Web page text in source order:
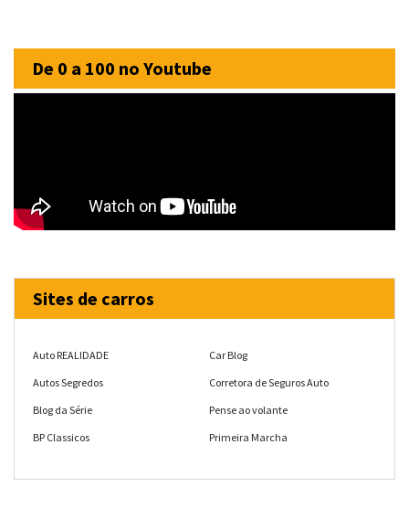
De 0 a 100 no Youtube
Sites de carros
Auto REALIDADE
Autos Segredos
Blog da Série
BP Classicos
Car Blog
Corretora de Seguros Auto
Pense ao volante
Primeira Marcha